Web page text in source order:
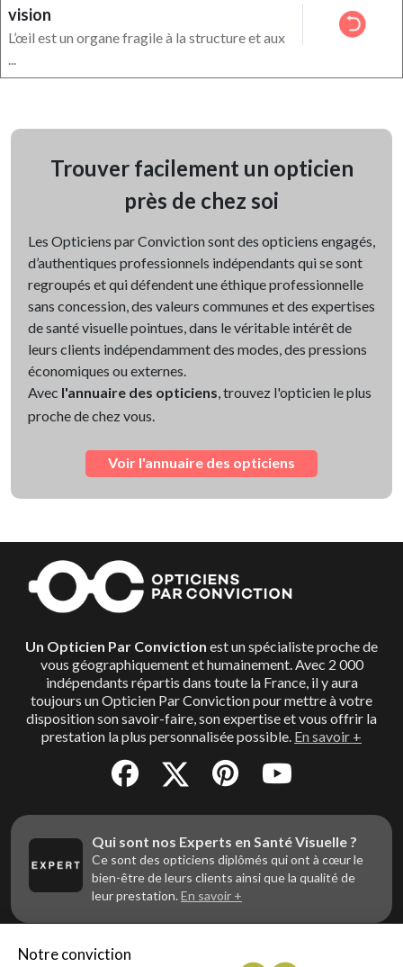
vision
L’œil est un organe fragile à la structure et aux
...
Trouver facilement un opticien
près de chez soi
Les Opticiens par Conviction sont des opticiens engagés,
d’authentiques professionnels indépendants qui se sont
regroupés et qui défendent une éthique professionnelle
sans concession, des valeurs communes et des expertises
de santé visuelle pointues, dans le véritable intérêt de
leurs clients indépendamment des modes, des pressions
économiques ou externes.
Avec l'annuaire des opticiens, trouvez l'opticien le plus
proche de chez vous.
Voir l'annuaire des opticiens
Un Opticien Par Conviction est un spécialiste proche de
vous géographiquement et humainement. Avec 2 000
indépendants répartis dans toute la France, il y aura
toujours un Opticien Par Conviction pour mettre à votre
disposition son savoir-faire, son expertise et vous offrir la
prestation la plus personnalisée possible. En savoir +
Qui sont nos Experts en Santé Visuelle ?
Ce sont des opticiens diplômés qui ont à cœur le
bien-être de leurs clients ainsi que la qualité de
leur prestation. En savoir +
Notre conviction